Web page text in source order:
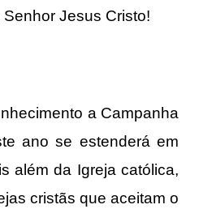
Jesus Cristo!
a Campanha
ano se estenderá em
além da Igreja católica,
cristãs que aceitam o